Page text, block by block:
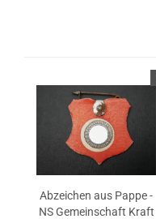
Abzeichen aus Pappe -
NS Gemeinschaft Kraft